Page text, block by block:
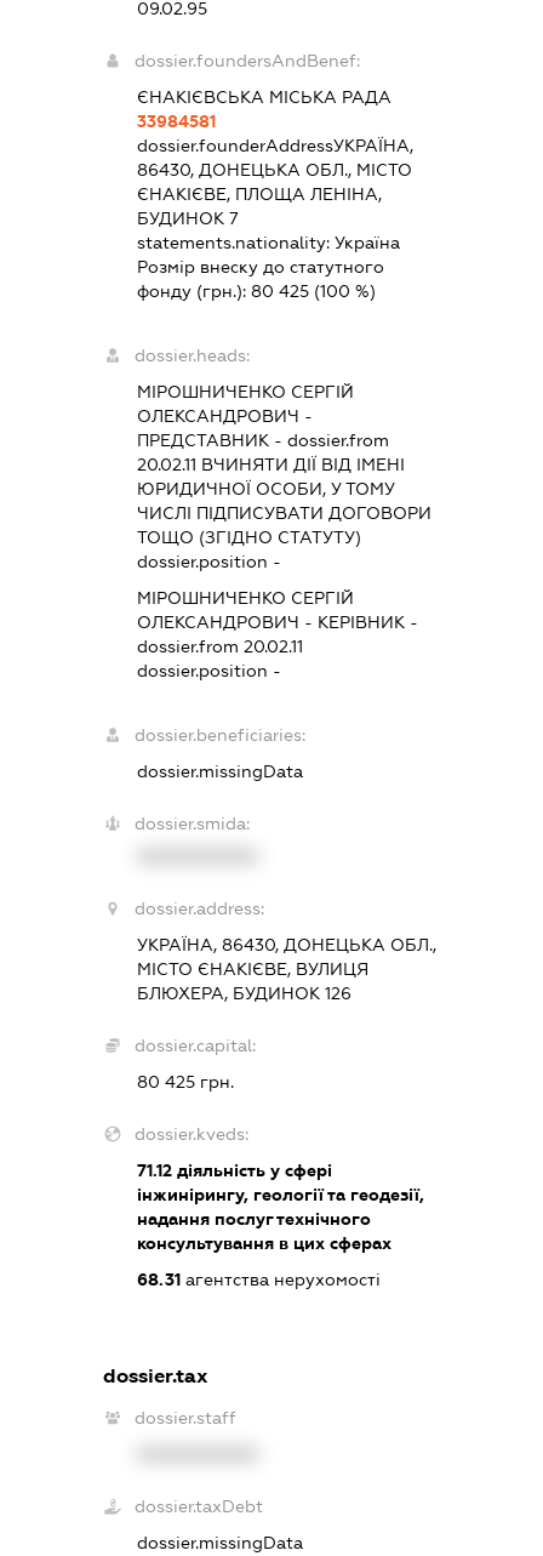
09.02.95
dossier.foundersAndBenef:
ЄНАКІЄВСЬКА МІСЬКА РАДА
33984581
dossier.founderAddressУКРАЇНА,
86430, ДОНЕЦЬКА ОБЛ., МІСТО
ЄНАКІЄВЕ, ПЛОЩА ЛЕНІНА,
БУДИНОК 7
statements.nationality:Україна
Розмір внеску до статутного
фонду (грн.):80 425 (100 %)
dossier.heads:
МІРОШНИЧЕНКО СЕРГІЙ
ОЛЕКСАНДРОВИЧ -
ПРЕДСТАВНИК - dossier.from
20.02.11 ВЧИНЯТИ ДІЇ ВІД ІМЕНІ
ЮРИДИЧНОЇ ОСОБИ, У ТОМУ
ЧИСЛІ ПІДПИСУВАТИ ДОГОВОРИ
ТОЩО (ЗГІДНО СТАТУТУ)
dossier.position -
МІРОШНИЧЕНКО СЕРГІЙ
ОЛЕКСАНДРОВИЧ - КЕРІВНИК -
dossier.from 20.02.11
dossier.position -
dossier.beneficiaries:
dossier.missingData
dossier.smida:
dossier.address:
УКРАЇНА, 86430, ДОНЕЦЬКА ОБЛ.,
МІСТО ЄНАКІЄВЕ, ВУЛИЦЯ
БЛЮХЕРА, БУДИНОК 126
dossier.capital:
80 425 грн.
dossier.kveds:
71.12 діяльність у сфері
інжинірингу, геології та геодезії,
надання послуг технічного
консультування в цих сферах
68.31 агентства нерухомості
dossier.tax
dossier.staff
dossier.taxDebt
dossier.missingData